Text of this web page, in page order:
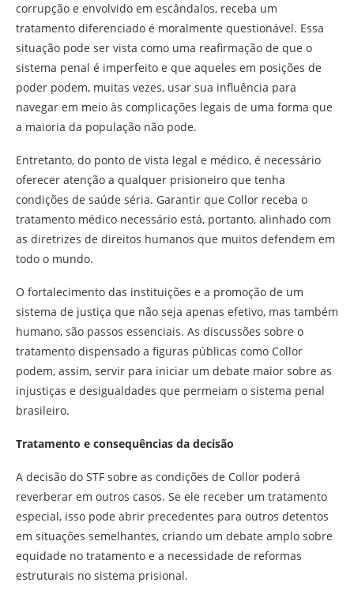
corrupção e envolvido em escândalos, receba um
tratamento diferenciado é moralmente questionável. Essa
situação pode ser vista como uma reafirmação de que o
sistema penal é imperfeito e que aqueles em posições de
poder podem, muitas vezes, usar sua influência para
navegar em meio às complicações legais de uma forma que
a maioria da população não pode.
Entretanto, do ponto de vista legal e médico, é necessário
oferecer atenção a qualquer prisioneiro que tenha
condições de saúde séria. Garantir que Collor receba o
tratamento médico necessário está, portanto, alinhado com
as diretrizes de direitos humanos que muitos defendem em
todo o mundo.
O fortalecimento das instituições e a promoção de um
sistema de justiça que não seja apenas efetivo, mas também
humano, são passos essenciais. As discussões sobre o
tratamento dispensado a figuras públicas como Collor
podem, assim, servir para iniciar um debate maior sobre as
injustiças e desigualdades que permeiam o sistema penal
brasileiro.
Tratamento e consequências da decisão
A decisão do STF sobre as condições de Collor poderá
reverberar em outros casos. Se ele receber um tratamento
especial, isso pode abrir precedentes para outros detentos
em situações semelhantes, criando um debate amplo sobre
equidade no tratamento e a necessidade de reformas
estruturais no sistema prisional.